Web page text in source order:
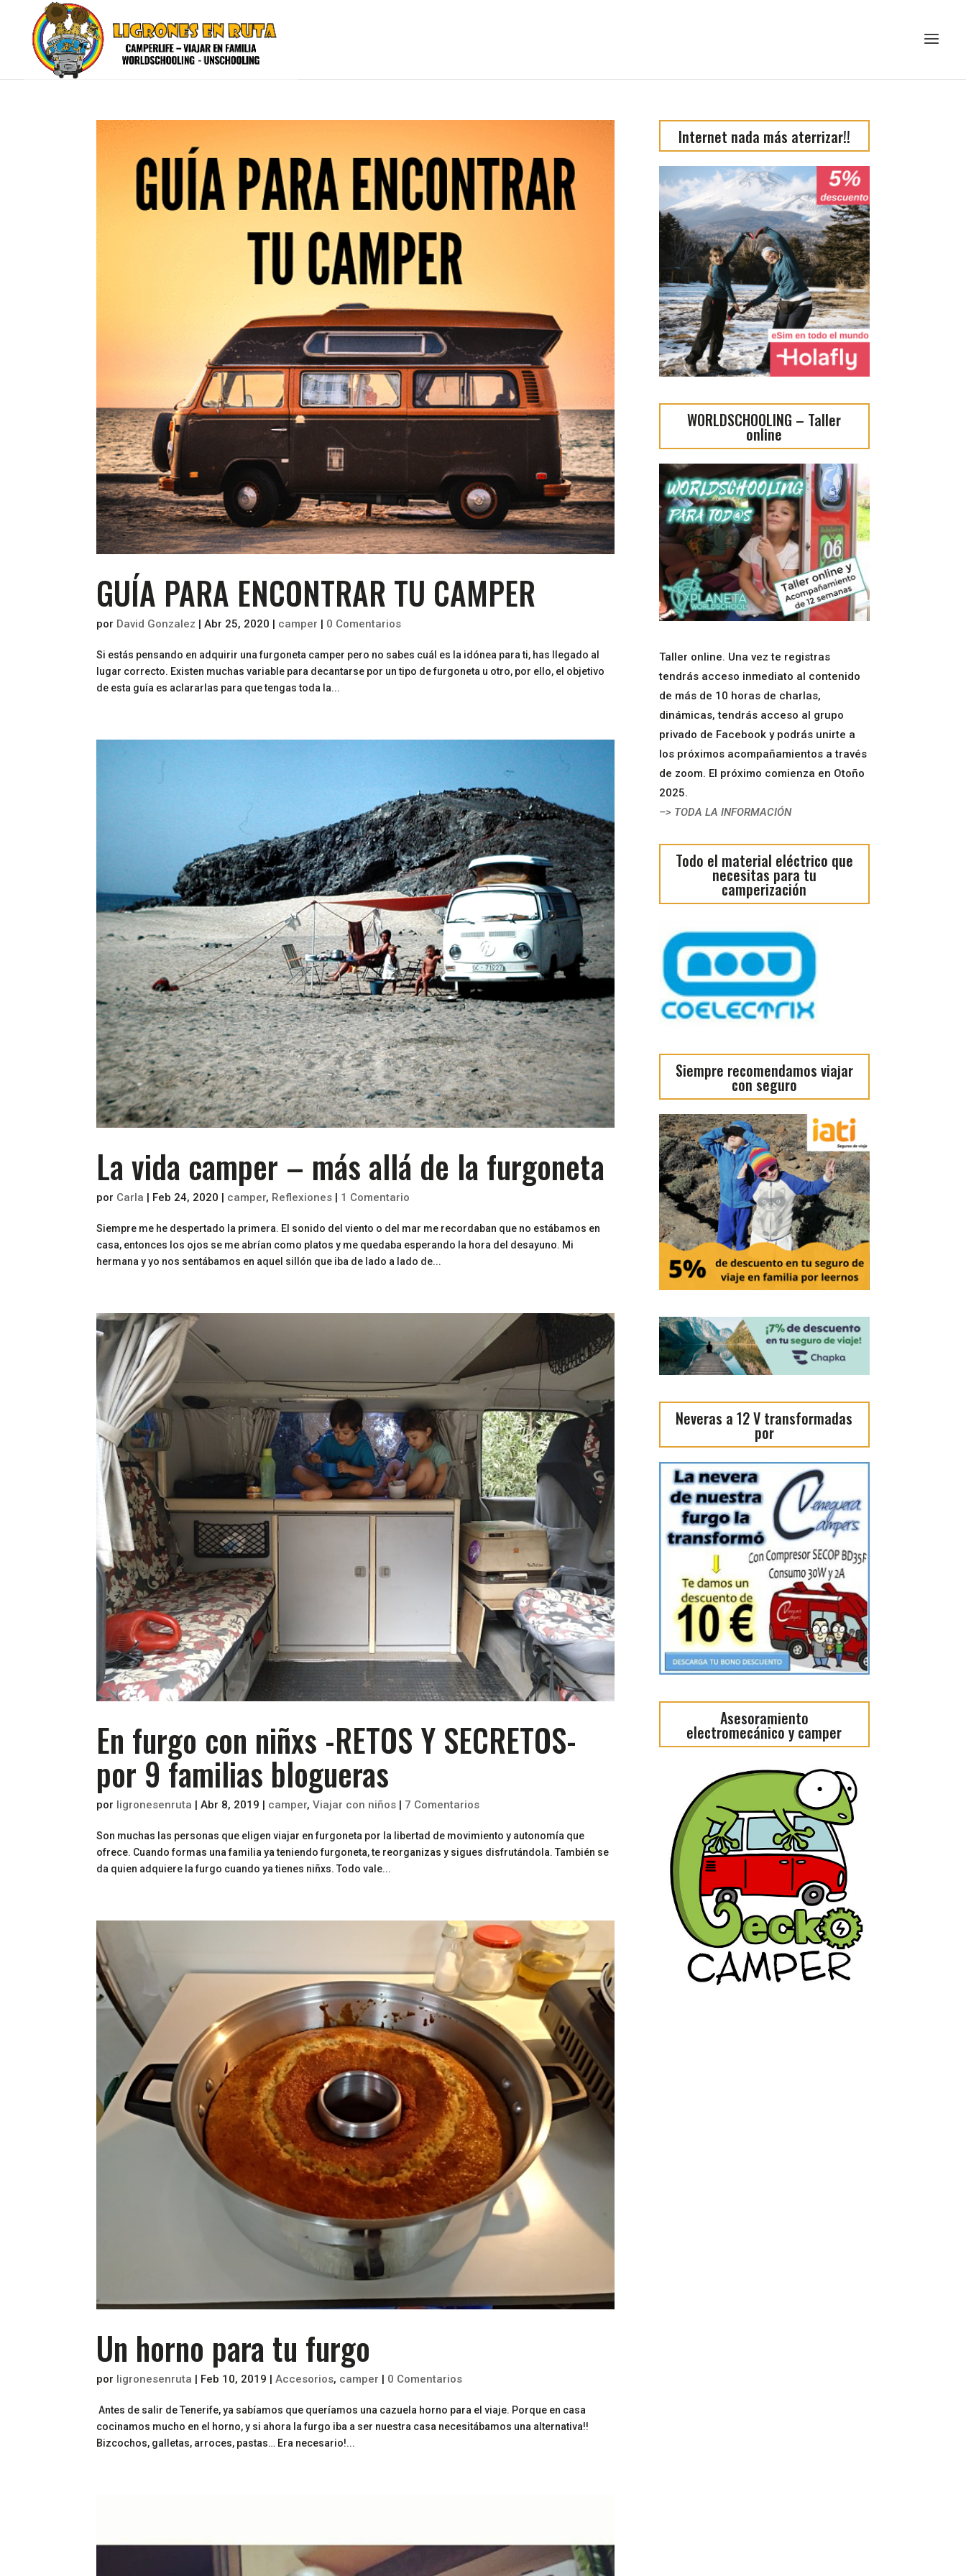
GUÍA PARA ENCONTRAR TU CAMPER
por David Gonzalez |Abr 25, 2020 | camper | 0 Comentarios
Si estás pensando en adquirir una furgoneta camper pero no sabes cuál es la idónea para ti, has llegado al
lugar correcto. Existen muchas variable para decantarse por un tipo de furgoneta u otro, por ello, el objetivo
de esta guía es aclararlas para que tengas toda la...
La vida camper – más allá de la furgoneta
por Carla | Feb 24, 2020 | camper, Reflexiones | 1 Comentario
Siempre me he despertado la primera. El sonido del viento o del mar me recordaban que no estábamos en
casa, entonces los ojos se me abrían como platos y me quedaba esperando la hora del desayuno. Mi
hermana y yo nos sentábamos en aquel sillón que iba de lado a lado de...
En furgo con niñxs -RETOS Y SECRETOS-
por 9 familias blogueras
por ligronesenruta |Abr 8, 2019 camper,Viajar con niños 7 Comentarios
Son muchas las personas que eligen viajar en furgoneta por la libertad de movimiento y autonomía que
ofrece. Cuando formas una familia ya teniendo furgoneta, te reorganizas y sigues disfrutándola. También se
da quien adquiere la furgo cuando ya tienes niñxs. Todo vale...
Un horno para tu furgo
por ligronesenruta | Feb 10, 2019 |Accesorios, camper | 0 Comentarios
Antes de salir de Tenerife, ya sabíamos que queríamos una cazuela horno para el viaje. Porque en casa
cocinamos mucho en el horno, y si ahora la furgo iba a ser nuestra casa necesitábamos una alternativa!!
Bizcochos, galletas, arroces, pastas… Era necesario!...
Internet nada más aterrizar!!
WORLDSCHOOLING – Taller
online
Taller online. Una vez te registras
tendrás acceso inmediato al contenido
de más de 10 horas de charlas,
dinámicas, tendrás acceso al grupo
privado de Facebook y podrás unirte a
los próximos acompañamientos a través
de zoom. El próximo comienza en Otoño
2025.
–> TODA LA INFORMACIÓN
Todo el material eléctrico que
necesitas para tu
camperización
Siempre recomendamos viajar
con seguro
Neveras a 12 V transformadas
por
Asesoramiento
electromecánico y camper